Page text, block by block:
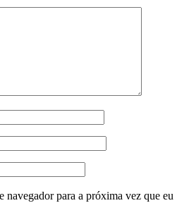
navegador para a próxima vez que eu